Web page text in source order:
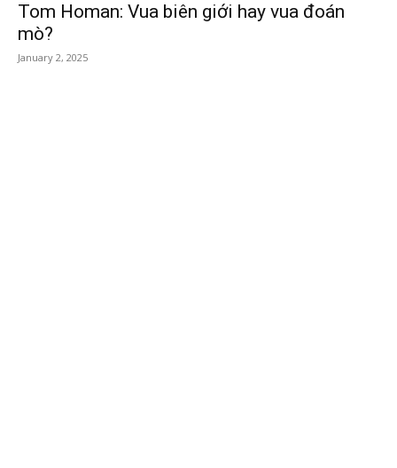
Tom Homan: Vua biên giới hay vua đoán
mò?
January 2, 2025